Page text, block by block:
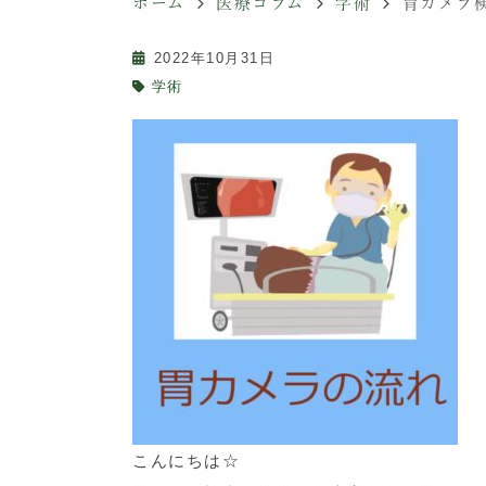
2022年10月31日
学術
こんにちは☆